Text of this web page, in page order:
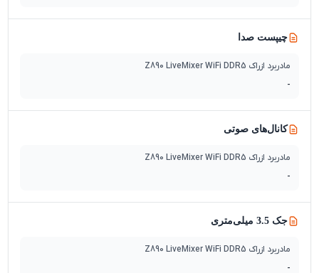
چیپست صدا
مادربرد ازراک Z890 LiveMixer WiFi DDR5
-
کانال‌های صوتی
مادربرد ازراک Z890 LiveMixer WiFi DDR5
-
جک 3.5 میلی‌متری
مادربرد ازراک Z890 LiveMixer WiFi DDR5
-